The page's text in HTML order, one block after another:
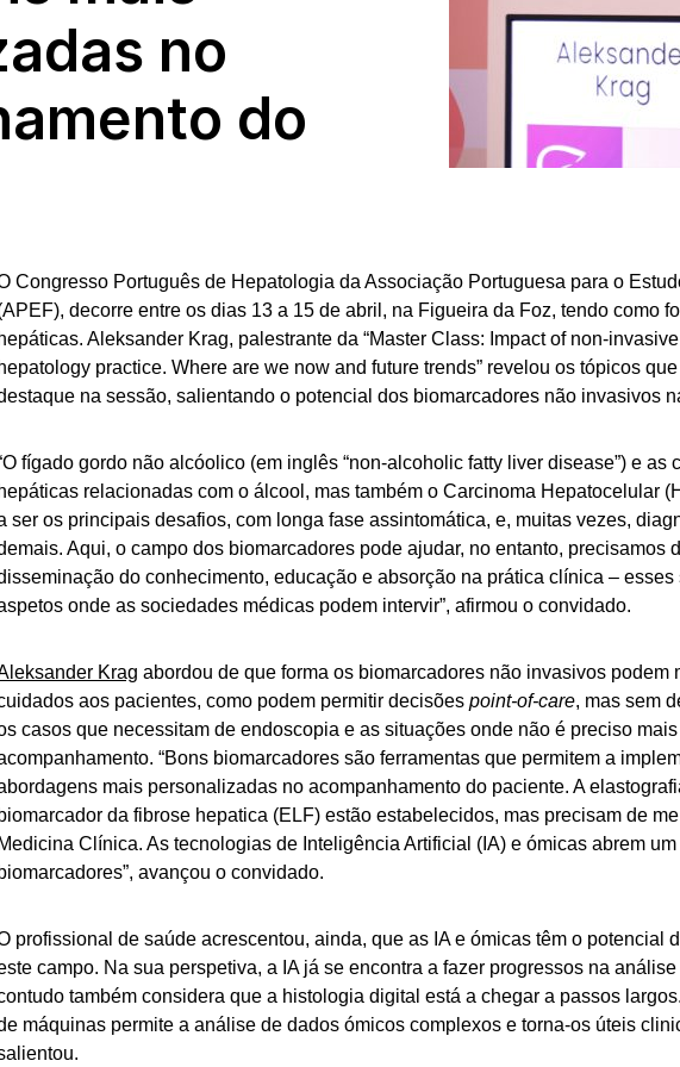
no
do
Congresso Português de Hepatologia da Associação Portuguesa para o
decorre entre os dias 13 a 15 de abril, na Figueira da Foz, tendo como
hepáticas. Aleksander Krag, palestrante da “Master Class: Impact of non-
hepatology practice. Where are we now and future trends” revelou os tópicos
na sessão, salientando o potencial dos biomarcadores não invasivos
fígado gordo não alcóolico (em inglês “non-alcoholic fatty liver disease”) e as
hepáticas relacionadas com o álcool, mas também o Carcinoma Hepatocelular
ser os principais desafios, com longa fase assintomática, e, muitas vezes,
Aqui, o campo dos biomarcadores pode ajudar, no entanto, precisamos
do conhecimento, educação e absorção na prática clínica –
onde as sociedades médicas podem intervir”, afirmou o convidado.
Krag abordou de que forma os biomarcadores não invasivos podem
aos pacientes, como podem permitir decisões point-of-care, mas sem
casos que necessitam de endoscopia e as situações onde não é preciso
“Bons biomarcadores são ferramentas que permitem a
mais personalizadas no acompanhamento do paciente. A
biomarcador da fibrose hepatica (ELF) estão estabelecidos, mas precisam de
Medicina Clínica. As tecnologias de Inteligência Artificial (IA) e ómicas abrem
biomarcadores”, avançou o convidado.
profissional de saúde acrescentou, ainda, que as IA e ómicas têm o potencial
campo. Na sua perspetiva, a IA já se encontra a fazer progressos na
também considera que a histologia digital está a chegar a passos
máquinas permite a análise de dados ómicos complexos e torna-os úteis